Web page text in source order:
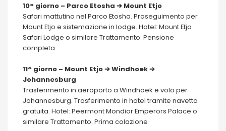
10° giorno – Parco Etosha ➔ Mount Etjo
Safari mattutino nel Parco Etosha. Proseguimento per
Mount Etjo e sistemazione in lodge. Hotel: Mount Etjo
Safari Lodge o similare Trattamento: Pensione
completa
11° giorno – Mount Etjo ➔ Windhoek ➔
Johannesburg
Trasferimento in aeroporto a Windhoek e volo per
Johannesburg. Trasferimento in hotel tramite navetta
gratuita. Hotel: Peermont Mondior Emperors Palace o
similare Trattamento: Prima colazione